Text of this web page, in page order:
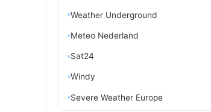
Weather Underground
Meteo Nederland
Sat24
Windy
Severe Weather Europe